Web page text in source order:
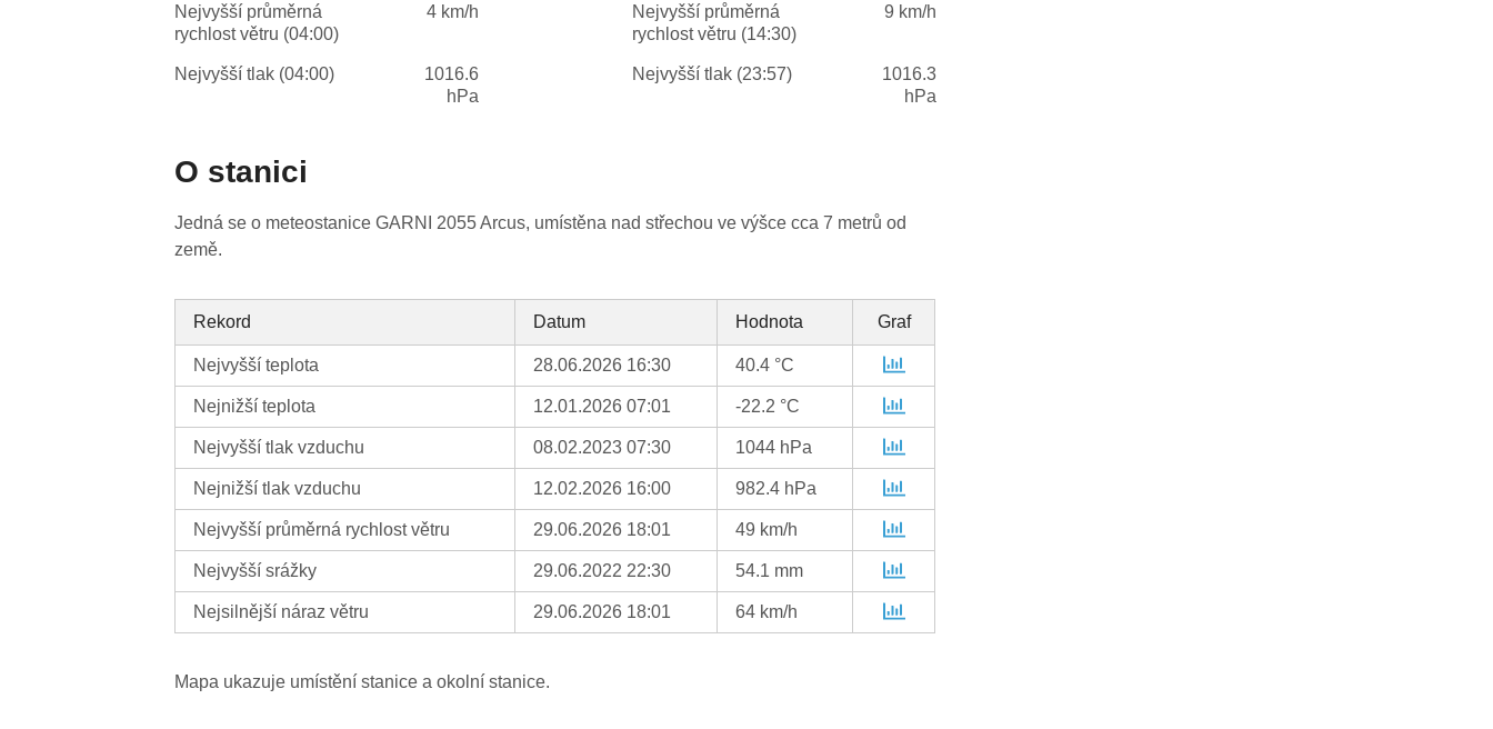
Nejvyšší průměrná
rychlost větru (04:00)
4 km/h
Nejvyšší tlak (04:00)
1016.6
hPa
Nejvyšší průměrná
rychlost větru (14:30)
9 km/h
Nejvyšší tlak (23:57)
1016.3
hPa
O stanici
Jedná se o meteostanice GARNI 2055 Arcus, umístěna nad střechou ve výšce cca 7 metrů od
země.
Rekord Datum Hodnota Graf
Nejvyšší teplota 28.06.2026 16:30 40.4 °C
Nejnižší teplota 12.01.2026 07:01 -22.2 °C
Nejvyšší tlak vzduchu 08.02.2023 07:30 1044 hPa
Nejnižší tlak vzduchu 12.02.2026 16:00 982.4 hPa
Nejvyšší průměrná rychlost větru 29.06.2026 18:01 49 km/h
Nejvyšší srážky 29.06.2022 22:30 54.1 mm
Nejsilnější náraz větru 29.06.2026 18:01 64 km/h
Mapa ukazuje umístění stanice a okolní stanice.